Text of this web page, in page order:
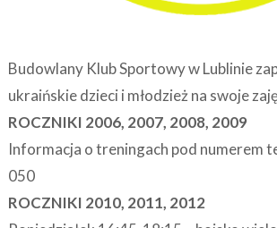
Budowlany Klub Sportowy w Lublinie
ukraińskie dzieci i młodzież na swoje
ROCZNIKI 2006, 2007, 2008, 2009
Informacja o treningach pod numerem
050
ROCZNIKI 2010, 2011, 2012